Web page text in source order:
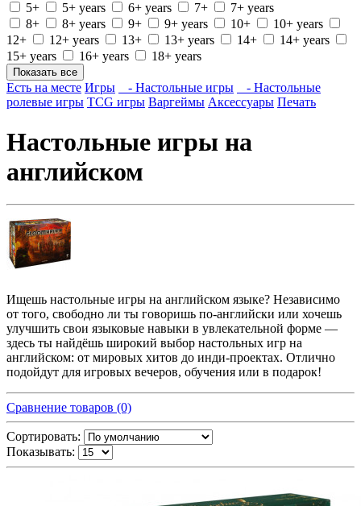
5+
5+ years 6+ years 7+
7+ years
8+
8+ years 9+ 9+ years 10+
10+ years
12+
12+ years 13+ 13+ years 14+
14+ years
15+ years
16+ years 18+ years
Показать все
Есть на месте Игры - Настольные игры
- Настольные
ролевые игры TCG игры Варгеймы Аксессуары Печать
Настольные игры на
английском
Ищешь настольные игры на английском языке? Независимо
от того, свободно ли ты говоришь по-английски или хочешь
улучшить свои языковые навыки в увлекательной форме —
здесь ты найдёшь широкий выбор настольных игр на
английском: от мировых хитов до инди-проектах. Отлично
подойдут для игровых вечеров, обучения или в подарок!
Сравнение товаров (0)
Сортировать:
Показывать: